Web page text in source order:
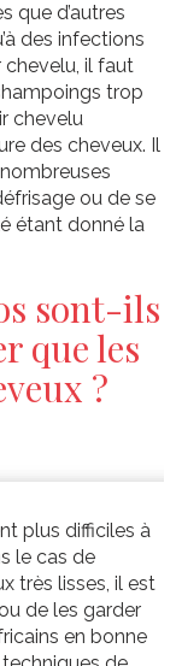
que d’autres
des infections
chevelu, il faut
trop
chevelu
des cheveux. Il
ou de se
étant donné la
sont-ils
que les
?
plus difficiles à
le cas de
très lisses, il est
de les garder
en bonne